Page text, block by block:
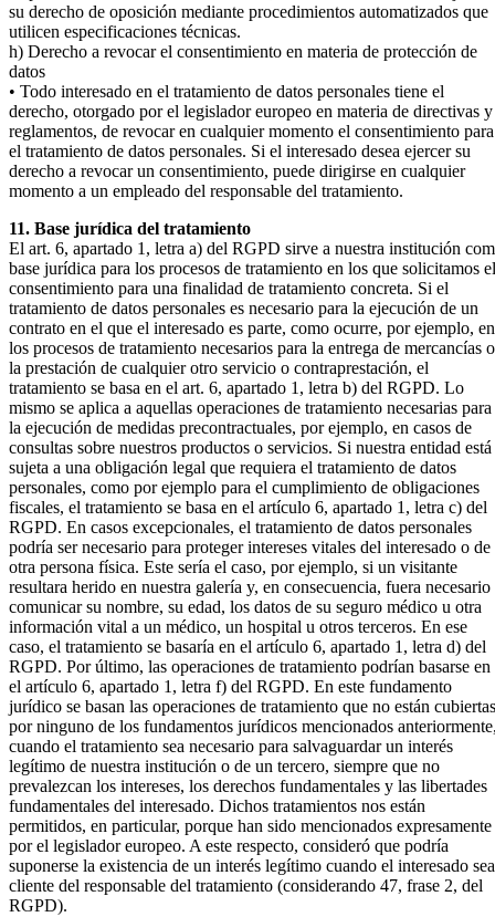
su derecho de oposición mediante procedimientos automatizados que
utilicen especificaciones técnicas.
h) Derecho a revocar el consentimiento en materia de protección de
datos
• Todo interesado en el tratamiento de datos personales tiene el
derecho, otorgado por el legislador europeo en materia de directivas y
reglamentos, de revocar en cualquier momento el consentimiento para
el tratamiento de datos personales. Si el interesado desea ejercer su
derecho a revocar un consentimiento, puede dirigirse en cualquier
momento a un empleado del responsable del tratamiento.
11. Base jurídica del tratamiento
El art. 6, apartado 1, letra a) del RGPD sirve a nuestra institución
base jurídica para los procesos de tratamiento en los que solicitamos el
consentimiento para una finalidad de tratamiento concreta. Si el
tratamiento de datos personales es necesario para la ejecución de un
contrato en el que el interesado es parte, como ocurre, por ejemplo, en
los procesos de tratamiento necesarios para la entrega de mercancías o
la prestación de cualquier otro servicio o contraprestación, el
tratamiento se basa en el art. 6, apartado 1, letra b) del RGPD. Lo
mismo se aplica a aquellas operaciones de tratamiento necesarias para
la ejecución de medidas precontractuales, por ejemplo, en casos de
consultas sobre nuestros productos o servicios. Si nuestra entidad está
sujeta a una obligación legal que requiera el tratamiento de datos
personales, como por ejemplo para el cumplimiento de obligaciones
fiscales, el tratamiento se basa en el artículo 6, apartado 1, letra c) del
RGPD. En casos excepcionales, el tratamiento de datos personales
podría ser necesario para proteger intereses vitales del interesado o de
otra persona física. Este sería el caso, por ejemplo, si un visitante
resultara herido en nuestra galería y, en consecuencia, fuera necesario
comunicar su nombre, su edad, los datos de su seguro médico u otra
información vital a un médico, un hospital u otros terceros. En ese
caso, el tratamiento se basaría en el artículo 6, apartado 1, letra d) del
RGPD. Por último, las operaciones de tratamiento podrían basarse en
el artículo 6, apartado 1, letra f) del RGPD. En este fundamento
jurídico se basan las operaciones de tratamiento que no están cubiertas
por ninguno de los fundamentos jurídicos mencionados
cuando el tratamiento sea necesario para salvaguardar un interés
legítimo de nuestra institución o de un tercero, siempre que no
prevalezcan los intereses, los derechos fundamentales y las libertades
fundamentales del interesado. Dichos tratamientos nos están
permitidos, en particular, porque han sido mencionados expresamente
por el legislador europeo. A este respecto, consideró que podría
suponerse la existencia de un interés legítimo cuando el interesado sea
cliente del responsable del tratamiento (considerando 47, frase 2, del
RGPD).